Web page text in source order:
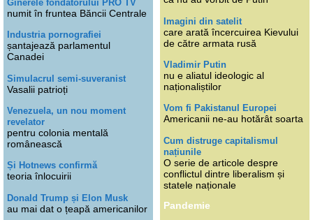
Ginerele fondatorului PRO TV
numit în fruntea Băncii Centrale
Industria pornografiei
șantajează parlamentul
Canadei
Simulacrul semi-suveranist
Vasalii patrioți
Venezuela, un nou moment
revelator
pentru colonia mentală
românească
Și Hotnews confirmă
teoria înlocuirii
Donald Trump și Elon Musk
au mai dat o țeapă americanilor
Imagini din satelit
care arată încercuirea Kievului
de către armata rusă
Vladimir Putin
nu e aliatul ideologic al
naționaliștilor
Vom fi Pakistanul Europei
Americanii ne-au hotărât soarta
Cum distruge capitalismul
națiunile
O serie de articole despre
conflictul dintre liberalism și
statele naționale
Pandemie